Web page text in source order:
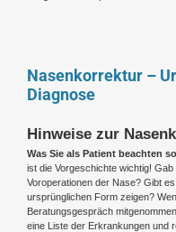
Nasenkorrektur –
Diagnose
Hinweise zur
Was Sie als Patient beachten
ist die Vorgeschichte wichtig!
Voroperationen der Nase? Gibt
ursprünglichen Form zeigen?
Beratungsgespräch
eine Liste der Erkrankungen und